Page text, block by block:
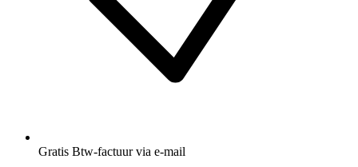
Gratis Btw-factuur via e-mail